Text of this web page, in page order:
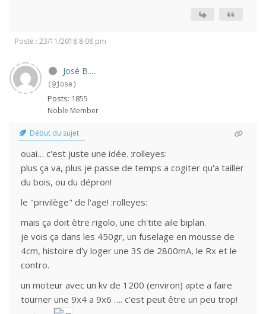
Posté : 23/11/2018 8:08 pm
José B.....
(@jose)
Posts: 1855
Noble Member
Début du sujet
ouai… c'est juste une idée. :rolleyes:
plus ça va, plus je passe de temps a cogiter qu'a tailler
du bois, ou du dépron!
le "privilège" de l'age! :rolleyes:
mais ça doit ètre rigolo, une ch'tite aile biplan.
je vois ça dans les 450gr, un fuselage en mousse de
4cm, histoire d'y loger une 3S de 2800mA, le Rx et le
contro.
un moteur avec un kv de 1200 (environ) apte a faire
tourner une 9x4 a 9x6 …. c'est peut être un peu trop!